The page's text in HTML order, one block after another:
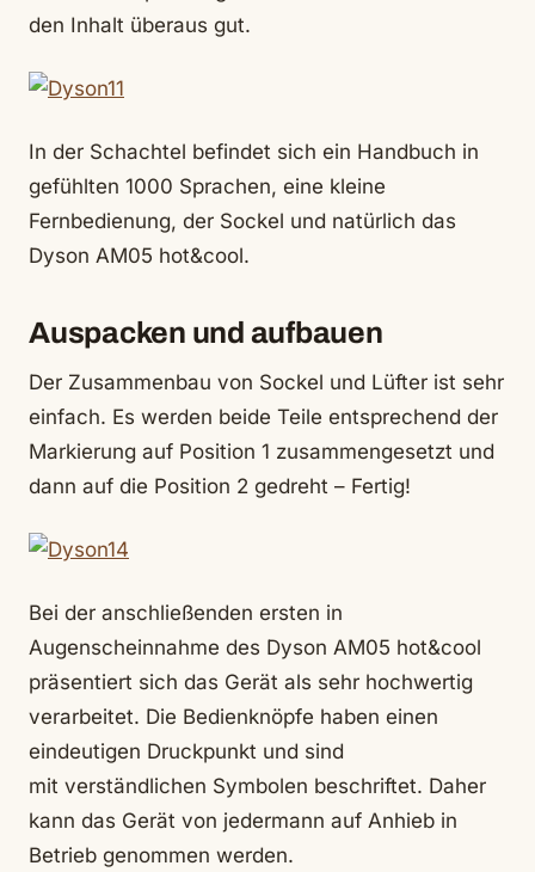
den Inhalt überaus gut.
In der Schachtel befindet sich ein Handbuch in
gefühlten 1000 Sprachen, eine kleine
Fernbedienung, der Sockel und natürlich das
Dyson AM05 hot&cool.
Auspacken und aufbauen
Der Zusammenbau von Sockel und Lüfter ist sehr
einfach. Es werden beide Teile entsprechend der
Markierung auf Position 1 zusammengesetzt und
dann auf die Position 2 gedreht – Fertig!
Bei der anschließenden ersten in
Augenscheinnahme des Dyson AM05 hot&cool
präsentiert sich das Gerät als sehr hochwertig
verarbeitet. Die Bedienknöpfe haben einen
eindeutigen Druckpunkt und sind
mit verständlichen Symbolen beschriftet. Daher
kann das Gerät von jedermann auf Anhieb in
Betrieb genommen werden.